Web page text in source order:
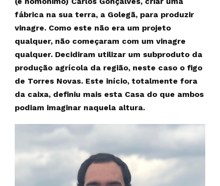
fábrica na sua terra, a Golegã, para produzir
vinagre. Como este não era um projeto
qualquer, não começaram com um vinagre
qualquer. Decidiram utilizar um subproduto da
produção agrícola da região, neste caso o figo
de Torres Novas. Este início, totalmente fora
da caixa, definiu mais esta Casa do que ambos
podiam imaginar naquela altura.